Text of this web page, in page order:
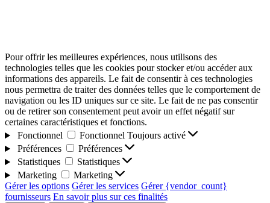
Pour offrir les meilleures expériences, nous utilisons des
technologies telles que les cookies pour stocker et/ou accéder aux
informations des appareils. Le fait de consentir à ces technologies
nous permettra de traiter des données telles que le comportement de
navigation ou les ID uniques sur ce site. Le fait de ne pas consentir
ou de retirer son consentement peut avoir un effet négatif sur
certaines caractéristiques et fonctions.
Fonctionnel
Fonctionnel Toujours activé
Préférences
Préférences
Statistiques
Statistiques
Marketing
Marketing
Gérer les options Gérer les services Gérer {vendor_count}
fournisseurs En savoir plus sur ces finalités